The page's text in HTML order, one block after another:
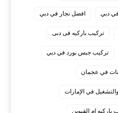
دبي افضل نجار في دبي
تركيب باركيه فى دبى
تركيب جبس بورد في دبي
في عجمان
في الإمارات
ام القيوين